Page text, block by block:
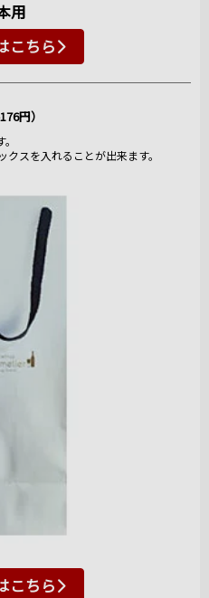
用
こちら
円）
スを入れることが出来ます。
こちら